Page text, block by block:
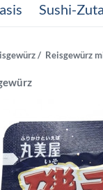
Sushi-
Reisgewürz